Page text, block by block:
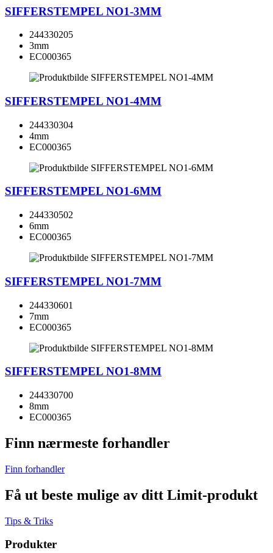
SIFFERSTEMPEL NO1-3MM
244330205
3mm
EC000365
SIFFERSTEMPEL NO1-4MM
244330304
4mm
EC000365
SIFFERSTEMPEL NO1-6MM
244330502
6mm
EC000365
SIFFERSTEMPEL NO1-7MM
244330601
7mm
EC000365
SIFFERSTEMPEL NO1-8MM
244330700
8mm
EC000365
Finn nærmeste forhandler
Finn forhandler
Få ut beste mulige av ditt Limit-produkt
Tips & Triks
Produkter